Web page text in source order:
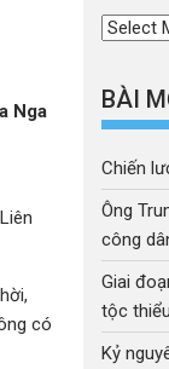
Nga
có
Thời
BÀI
Chiến
Ông
công
Giai
tộc
Kỷ